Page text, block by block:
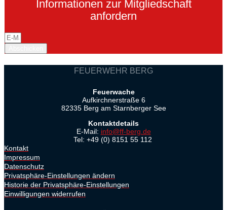
Informationen zur Mitgliedschaft
anfordern
FEUERWEHR BERG
Feuerwache
Aufkirchnerstraße 6
82335 Berg am Starnberger See
Kontaktdetails
E-Mail: info@ff-berg.de
Tel: +49 (0) 8151 55 112
Kontakt
Impressum
Datenschutz
Privatsphäre-Einstellungen ändern
Historie der Privatsphäre-Einstellungen
Einwilligungen widerrufen